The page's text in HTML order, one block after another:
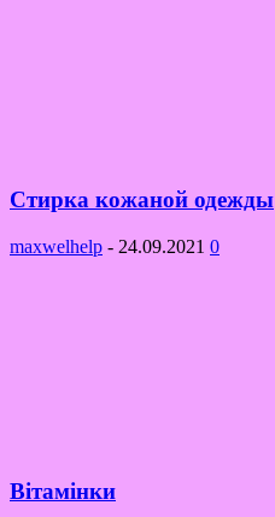
Стирка кожаной одежды
maxwelhelp - 24.09.2021 0
Вітамінки